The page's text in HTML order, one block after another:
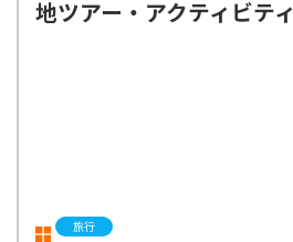
地ツアー・アクティビティ
旅行